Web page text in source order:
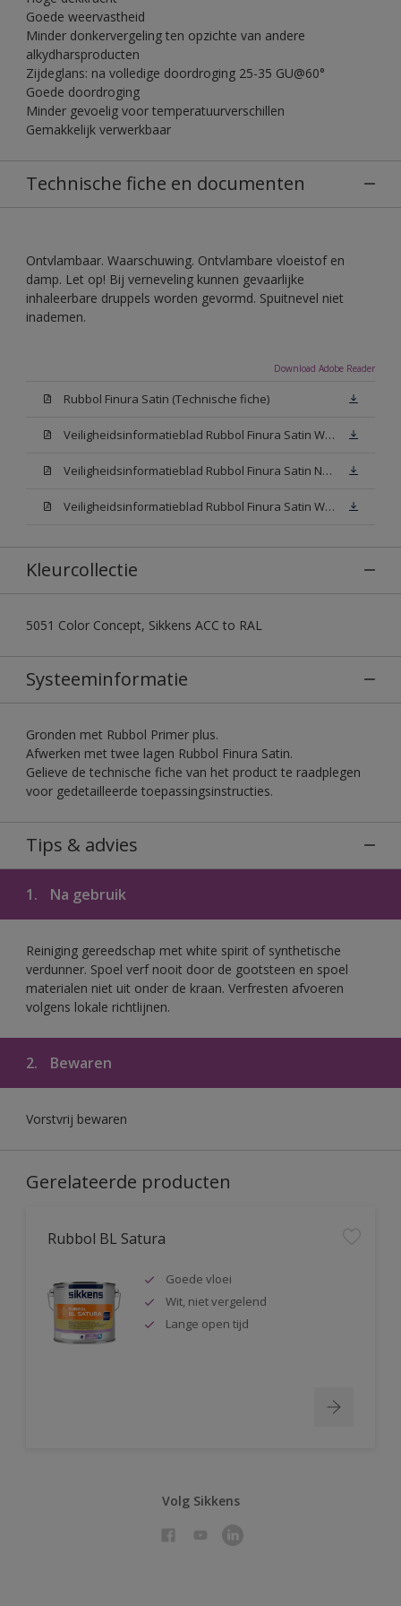
Goede weervastheid
Minder donkervergeling ten opzichte van andere
alkydharsproducten
Zijdeglans: na volledige doordroging 25-35 GU@60°
Goede doordroging
Minder gevoelig voor temperatuurverschillen
Gemakkelijk verwerkbaar
Technische fiche en documenten
Ontvlambaar. Waarschuwing. Ontvlambare vloeistof en
damp. Let op! Bij verneveling kunnen gevaarlijke
inhaleerbare druppels worden gevormd. Spuitnevel niet
inademen.
Download Adobe Reader
Rubbol Finura Satin (Technische fiche)
Veiligheidsinformatieblad Rubbol Finura Satin W05 (SDS)
Veiligheidsinformatieblad Rubbol Finura Satin N00 (SDS)
Veiligheidsinformatieblad Rubbol Finura Satin White (SDS)
Kleurcollectie
5051 Color Concept, Sikkens ACC to RAL
Systeeminformatie
Gronden met Rubbol Primer plus.
Afwerken met twee lagen Rubbol Finura Satin.
Gelieve de technische fiche van het product te raadplegen
voor gedetailleerde toepassingsinstructies.
Tips & advies
1. Na gebruik
Reiniging gereedschap met white spirit of synthetische
verdunner. Spoel verf nooit door de gootsteen en spoel
materialen niet uit onder de kraan. Verfresten afvoeren
volgens lokale richtlijnen.
2. Bewaren
Vorstvrij bewaren
Gerelateerde producten
Rubbol BL Satura
Goede vloei
Wit, niet vergelend
Lange open tijd
Volg Sikkens